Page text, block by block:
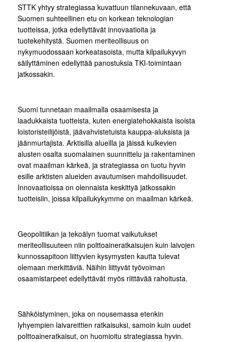
STTK yhtyy strategiassa kuvattuun tilannekuvaan, että
Suomen suhteellinen etu on korkean teknologian
tuotteissa, jotka edellyttävät innovaatioita ja
tuotekehitystä. Suomen meriteollisuus on
nykymuodossaan korkeatasoista, mutta kilpailukyvyn
säilyttäminen edellyttää panostuksia TKI-toimintaan
jatkossakin.
Suomi tunnetaan maailmalla osaamisesta ja
laadukkaista tuotteista, kuten energiatehokkaista isoista
loistoristeilijöistä, jäävahvistetuista kauppa-aluksista ja
jäänmurtajista. Arktisilla alueilla ja jäissä kulkevien
alusten osalta suomalainen suunnittelu ja rakentaminen
ovat maailman kärkeä, ja strategiassa on tuotu hyvin
esille arktisten alueiden avautumisen mahdollisuudet.
Innovaatioissa on olennaista keskittyä jatkossakin
tuotteisiin, joissa kilpailukykymme on maailman kärkeä.
Geopolitiikan ja tekoälyn tuomat vaikutukset
meriteollisuuteen niin polttoaineratkaisujen kuin laivojen
kunnossapitoon liittyvien kysymysten kautta tulevat
olemaan merkittäviä. Näihin liittyvät työvoiman
osaamistarpeet edellyttävät myös riittävää rahoitusta.
Sähköistyminen, joka on nousemassa etenkin
lyhyempien laivareittien ratkaisuksi, samoin kuin uudet
polttoaineratkaisut, on huomioitu strategiassa hyvin.